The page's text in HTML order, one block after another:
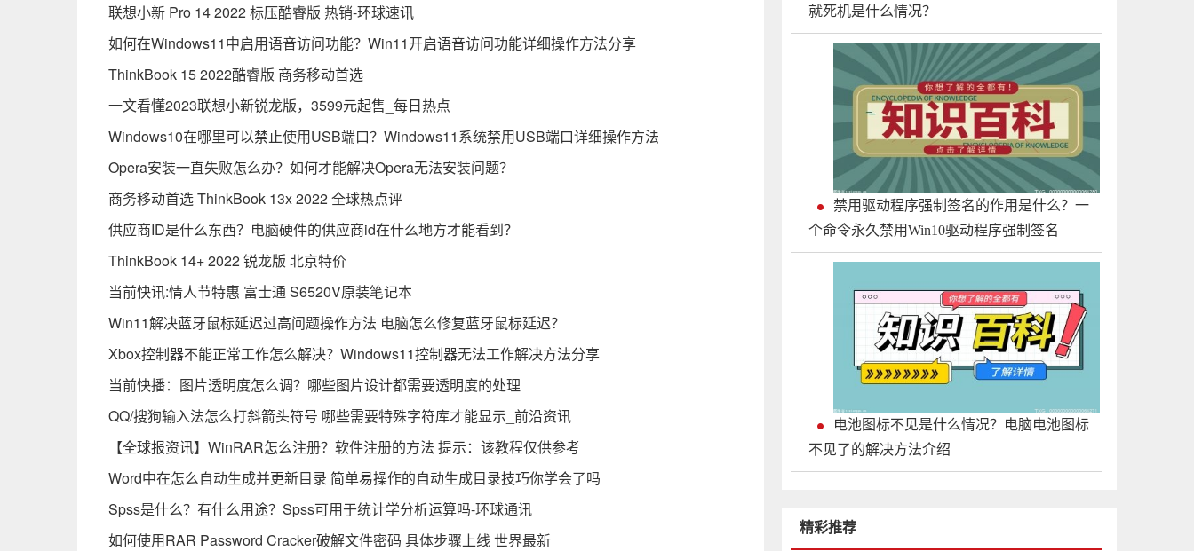
联想小新 Pro 14 2022 标压酷睿版 热销-环球速讯
如何在Windows11中启用语音访问功能？Win11开启语音访问功能详细操作方法分享
ThinkBook 15 2022酷睿版 商务移动首选
一文看懂2023联想小新锐龙版，3599元起售_每日热点
Windows10在哪里可以禁止使用USB端口？Windows11系统禁用USB端口详细操作方法
Opera安装一直失败怎么办？如何才能解决Opera无法安装问题？
商务移动首选 ThinkBook 13x 2022 全球热点评
供应商ID是什么东西？电脑硬件的供应商id在什么地方才能看到？
ThinkBook 14+ 2022 锐龙版 北京特价
当前快讯:情人节特惠 富士通 S6520V原装笔记本
Win11解决蓝牙鼠标延迟过高问题操作方法 电脑怎么修复蓝牙鼠标延迟？
Xbox控制器不能正常工作怎么解决？Windows11控制器无法工作解决方法分享
当前快播：图片透明度怎么调？哪些图片设计都需要透明度的处理
QQ/搜狗输入法怎么打斜箭头符号 哪些需要特殊字符库才能显示_前沿资讯
【全球报资讯】WinRAR怎么注册？软件注册的方法 提示：该教程仅供参考
Word中在怎么自动生成并更新目录 简单易操作的自动生成目录技巧你学会了吗
Spss是什么？有什么用途？Spss可用于统计学分析运算吗-环球通讯
如何使用RAR Password Cracker破解文件密码 具体步骤上线 世界最新
就死机是什么情况？
禁用驱动程序强制签名的作用是什么？一
个命令永久禁用Win10驱动程序强制签名
电池图标不见是什么情况？电脑电池图标
不见了的解决方法介绍
精彩推荐